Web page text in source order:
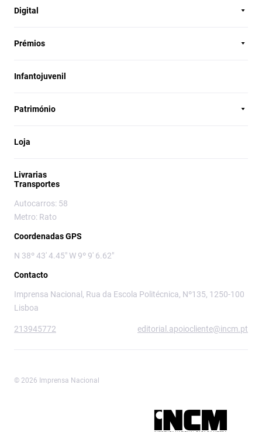
Digital
Prémios
Infantojuvenil
Património
Loja
Livrarias
Transportes
Autocarros: 58
Metro: Rato
Coordenadas GPS
N 38º 43' 4.45" W 9º 9' 6.62"
Contacto
Imprensa Nacional, Rua da Escola Politécnica, Nº135, 1250-100
Lisboa
213945772 editorial.apoiocliente@incm.pt
© 2026 Imprensa Nacional